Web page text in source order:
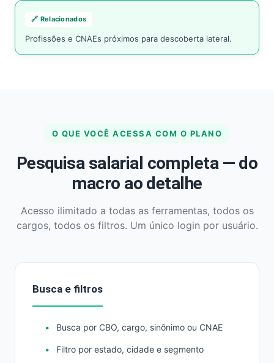
🔗 Relacionados
Profissões e CNAEs próximos para descoberta lateral.
O QUE VOCÊ ACESSA COM O PLANO
Pesquisa salarial completa — do
macro ao detalhe
Acesso ilimitado a todas as ferramentas, todos os
cargos, todos os filtros. Um único login por usuário.
Busca e filtros
Busca por CBO, cargo, sinônimo ou CNAE
Filtro por estado, cidade e segmento